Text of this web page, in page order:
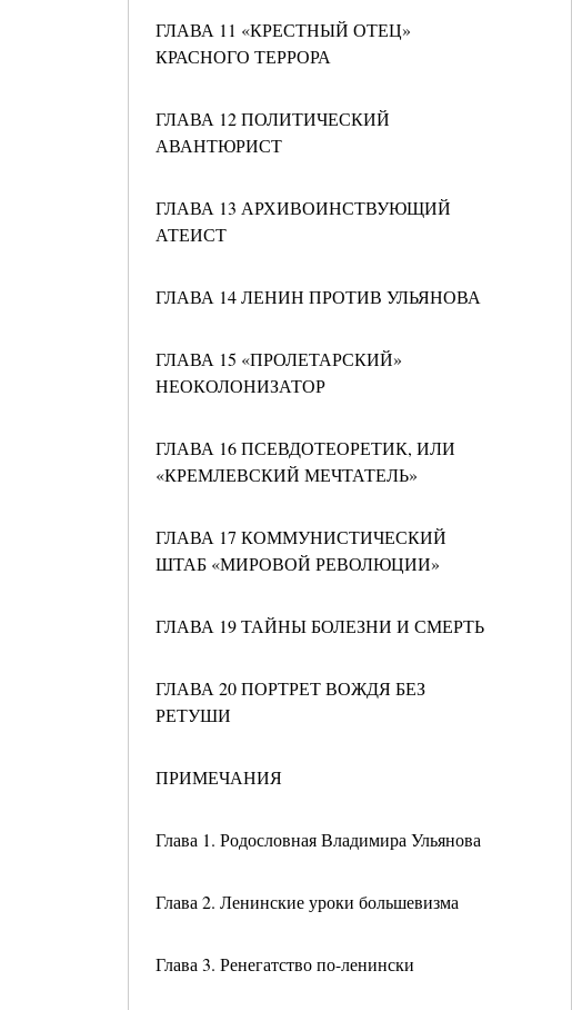
ГЛАВА 11 «КРЕСТНЫЙ ОТЕЦ»
КРАСНОГО ТЕРРОРА
ГЛАВА 12 ПОЛИТИЧЕСКИЙ
АВАНТЮРИСТ
ГЛАВА 13 АРХИВОИНСТВУЮЩИЙ
АТЕИСТ
ГЛАВА 14 ЛЕНИН ПРОТИВ УЛЬЯНОВА
ГЛАВА 15 «ПРОЛЕТАРСКИЙ»
НЕОКОЛОНИЗАТОР
ГЛАВА 16 ПСЕВДОТЕОРЕТИК, ИЛИ
«КРЕМЛЕВСКИЙ МЕЧТАТЕЛЬ»
ГЛАВА 17 КОММУНИСТИЧЕСКИЙ
ШТАБ «МИРОВОЙ РЕВОЛЮЦИИ»
ГЛАВА 19 ТАЙНЫ БОЛЕЗНИ И СМЕРТЬ
ГЛАВА 20 ПОРТРЕТ ВОЖДЯ БЕЗ
РЕТУШИ
ПРИМЕЧАНИЯ
Глава 1. Родословная Владимира Ульянова
Глава 2. Ленинские уроки большевизма
Глава 3. Ренегатство по-ленински